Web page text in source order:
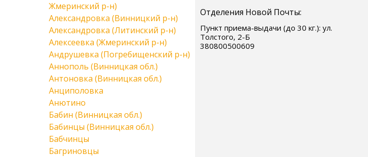
Отделения Новой Почты:
Пункт приема-выдачи (до 30 кг.): ул.
Толстого, 2-Б
380800500609
Жмеринский р-н)
Александровка (Винницкий р-н)
Александровка (Литинский р-н)
Алексеевка (Жмеринский р-н)
Андрушевка (Погребищенский р-н)
Аннополь (Винницкая обл.)
Антоновка (Винницкая обл.)
Анциполовка
Анютино
Бабин (Винницкая обл.)
Бабинцы (Винницкая обл.)
Бабчинцы
Багриновцы